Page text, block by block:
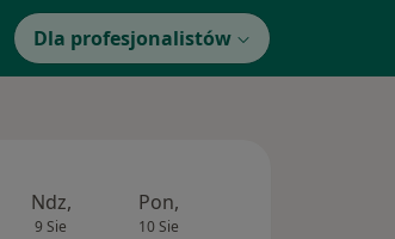
Dla profesjonalistów
Ndz,
9 Sie
Pon,
10 Sie